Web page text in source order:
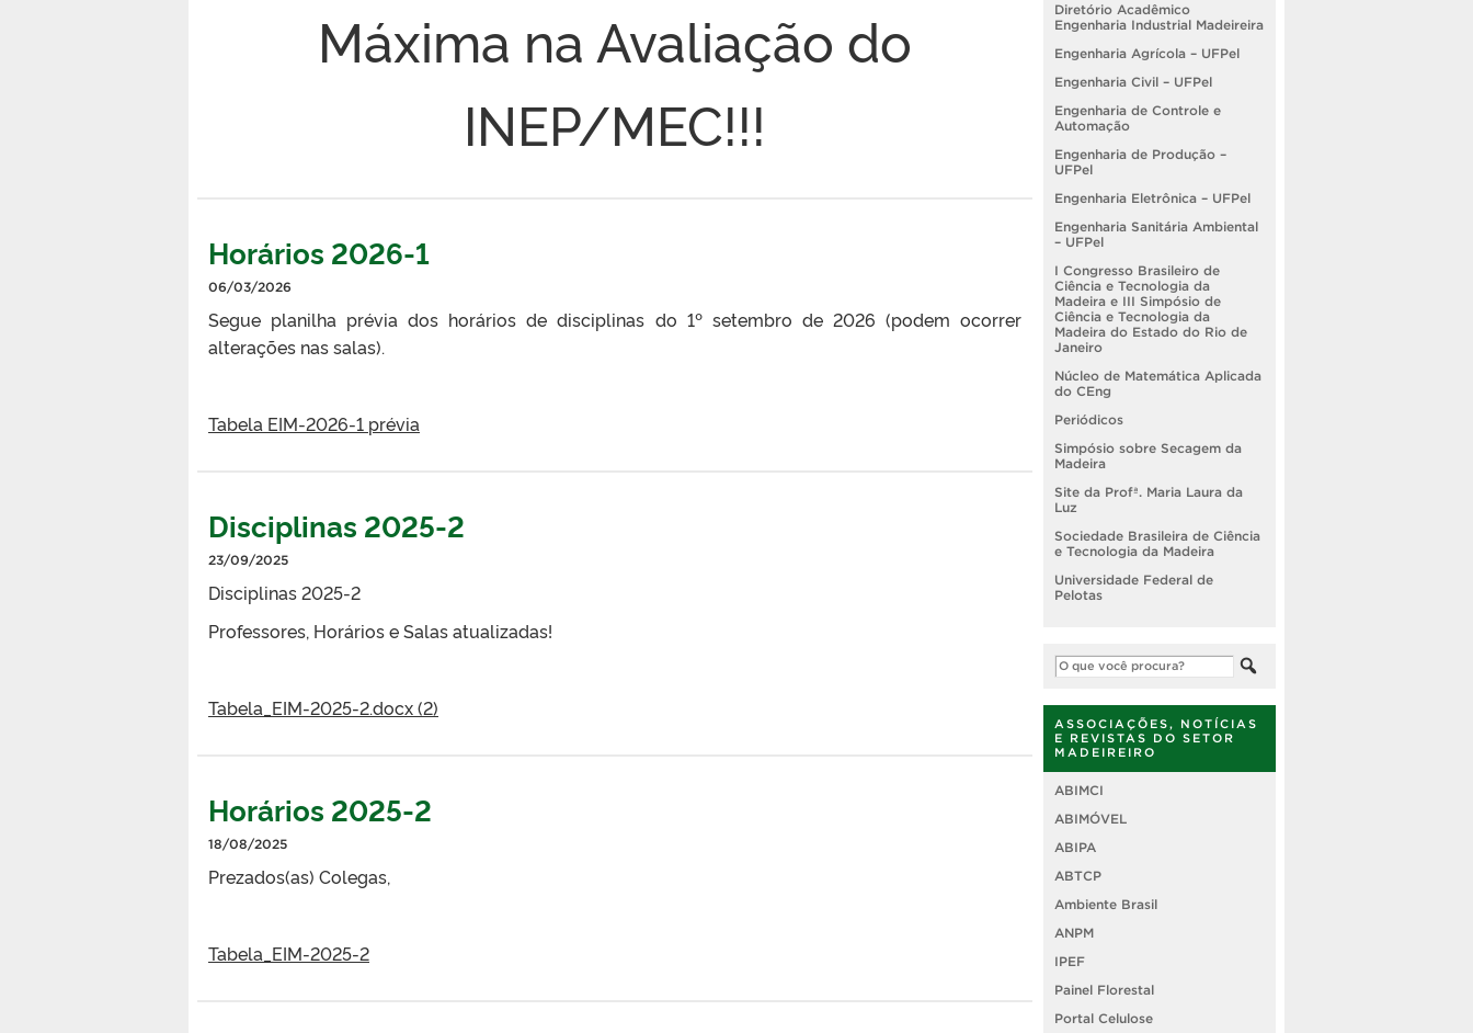
Máxima na Avaliação do
INEP/MEC!!!
Horários 2026-1
06/03/2026
Segue planilha prévia dos horários de disciplinas do 1º setembro de 2026 (podem ocorrer
alterações nas salas).
Tabela EIM-2026-1 prévia
Disciplinas 2025-2
23/09/2025
Disciplinas 2025-2
Professores, Horários e Salas atualizadas!
Tabela_EIM-2025-2.docx (2)
Horários 2025-2
18/08/2025
Prezados(as) Colegas,
Tabela_EIM-2025-2
Diretório Acadêmico
Engenharia Industrial Madeireira
Engenharia Agrícola – UFPel
Engenharia Civil – UFPel
Engenharia de Controle e
Automação
Engenharia de Produção –
UFPel
Engenharia Eletrônica – UFPel
Engenharia Sanitária Ambiental
– UFPel
I Congresso Brasileiro de
Ciência e Tecnologia da
Madeira e III Simpósio de
Ciência e Tecnologia da
Madeira do Estado do Rio de
Janeiro
Núcleo de Matemática Aplicada
do CEng
Periódicos
Simpósio sobre Secagem da
Madeira
Site da Profª. Maria Laura da
Luz
Sociedade Brasileira de Ciência
e Tecnologia da Madeira
Universidade Federal de
Pelotas
ASSOCIAÇÕES, NOTÍCIAS
E REVISTAS DO SETOR
MADEIREIRO
ABIMCI
ABIMÓVEL
ABIPA
ABTCP
Ambiente Brasil
ANPM
IPEF
Painel Florestal
Portal Celulose